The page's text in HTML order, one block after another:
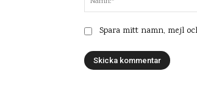
Spara mitt namn, mejl